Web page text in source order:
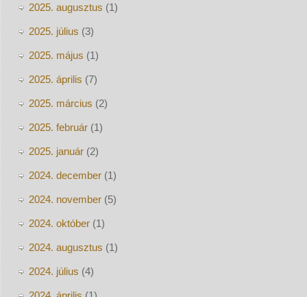
2025. augusztus (1)
2025. július (3)
2025. május (1)
2025. április (7)
2025. március (2)
2025. február(1)
2025. január(2)
2024. december(1)
2024. november(5)
2024. október(1)
2024. augusztus (1)
2024. július (4)